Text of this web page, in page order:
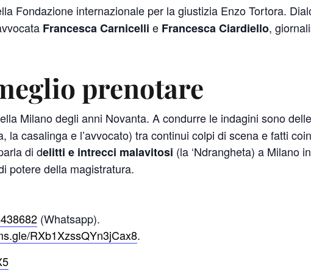
Fondazione internazionale per la giustizia Enzo Tortora.
Francesca Carnicelli e Francesca Ciardiello,
prenotare
Milano degli anni Novanta. A condurre le indagini sono
casalinga e l’avvocato) tra continui colpi di scena e fatti
di delitti e intrecci malavitosi (la ‘Ndrangheta) a Milano
potere della magistratura.
(Whatsapp).
RXb1XzssQYn3jCax8.